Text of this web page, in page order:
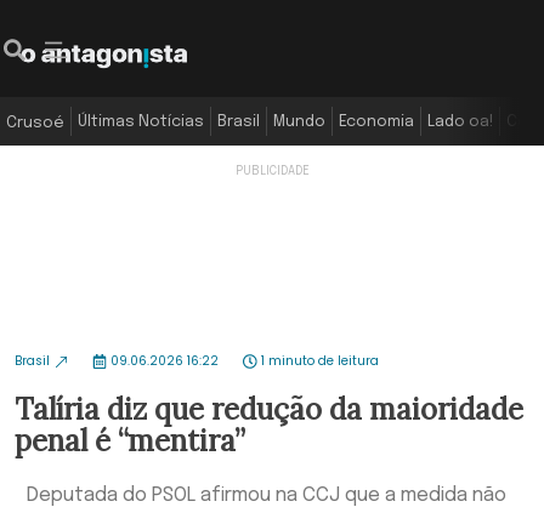
Crusoé Últimas Notícias Brasil Mundo Economia Lado oa!
Brasil 09.06.2026 16:22 1 minuto de leitura
Talíria diz que redução da maioridade
penal é “mentira”
Deputada do PSOL afirmou na CCJ que a medida não